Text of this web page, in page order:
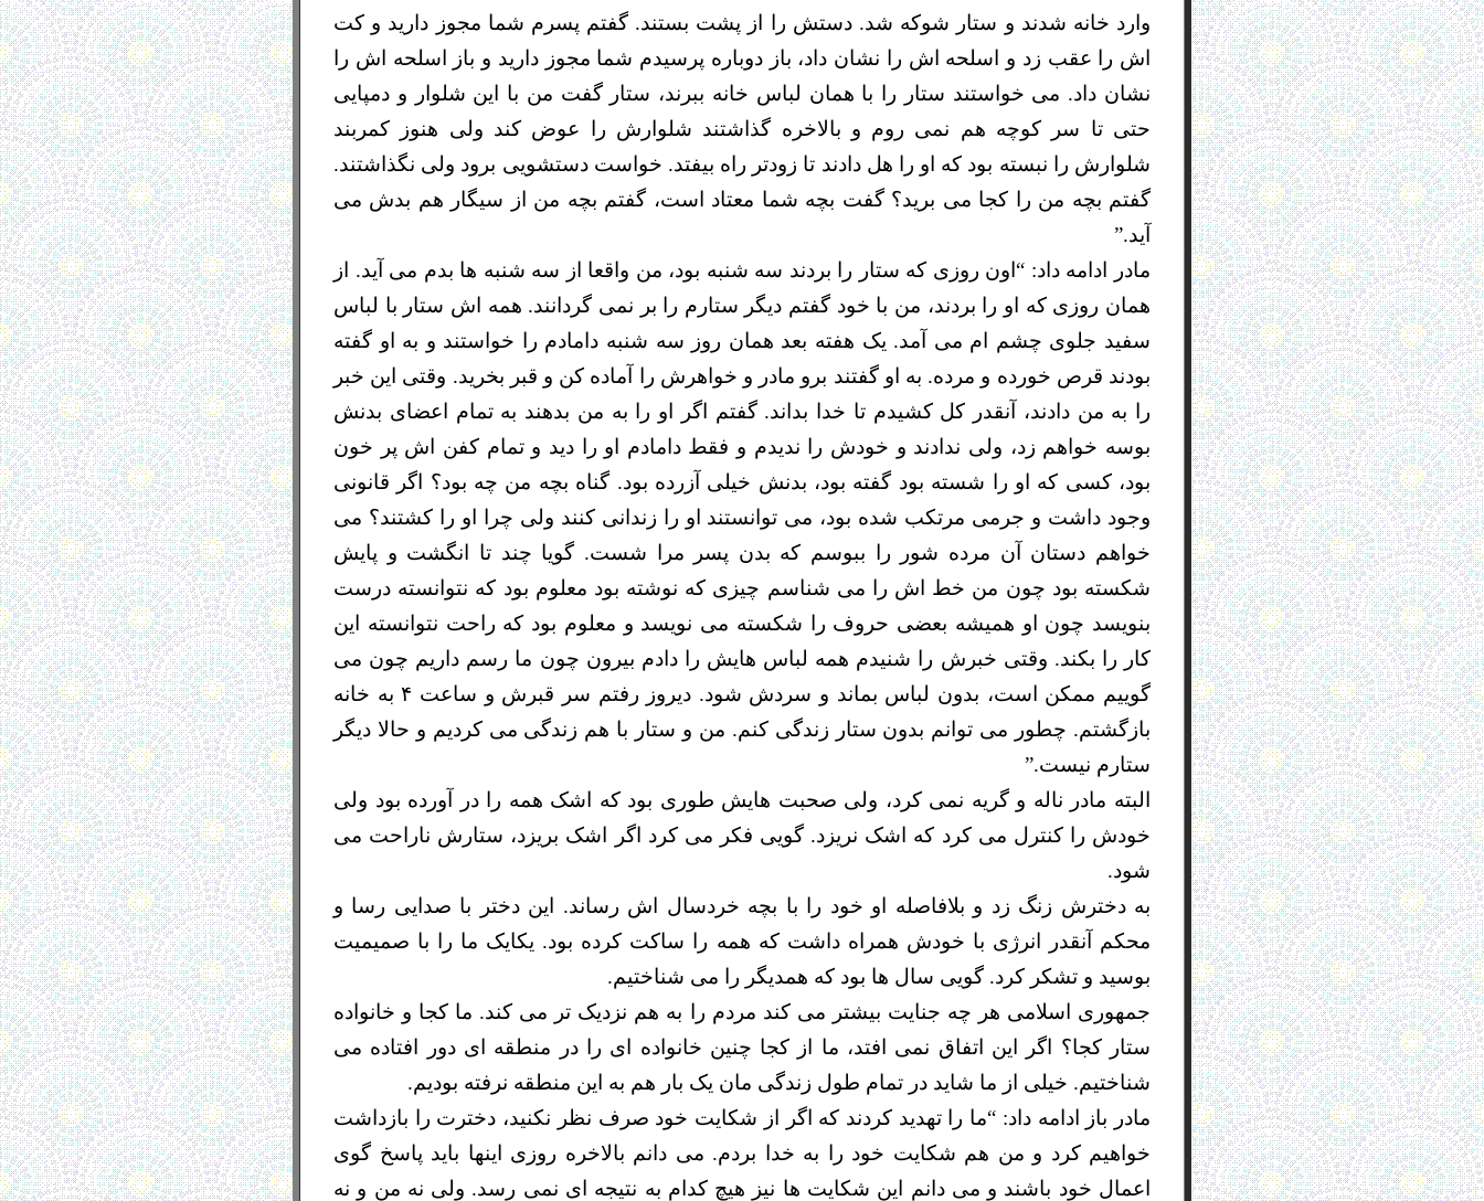
وارد خانه شدند و ستار شوکه شد. دستش را از پشت بستند. گفتم پسرم شما مجوز دارید و کت
اش را عقب زد و اسلحه اش را نشان داد، باز دوباره پرسیدم شما مجوز دارید و باز اسلحه اش را
نشان داد. می خواستند ستار را با همان لباس خانه ببرند، ستار گفت من با این شلوار و دمپایی
حتی تا سر کوچه هم نمی روم و بالاخره گذاشتند شلوارش را عوض کند ولی هنوز کمربند
شلوارش را نبسته بود که او را هل دادند تا زودتر راه بیفتد. خواست دستشویی برود ولی نگذاشتند.
گفتم بچه من را کجا می برید؟ گفت بچه شما معتاد است، گفتم بچه من از سیگار هم بدش می
آید.”
مادر ادامه داد: “اون روزی که ستار را بردند سه شنبه بود، من واقعا از سه شنبه ها بدم می آید. از
همان روزی که او را بردند، من با خود گفتم دیگر ستارم را بر نمی گردانند. همه اش ستار با لباس
سفید جلوی چشم ام می آمد. یک هفته بعد همان روز سه شنبه دامادم را خواستند و به او گفته
بودند قرص خورده و مرده. به او گفتند برو مادر و خواهرش را آماده کن و قبر بخرید. وقتی این خبر
را به من دادند، آنقدر کل کشیدم تا خدا بداند. گفتم اگر او را به من بدهند به تمام اعضای بدنش
بوسه خواهم زد، ولی ندادند و خودش را ندیدم و فقط دامادم او را دید و تمام کفن اش پر خون
بود، کسی که او را شسته بود گفته بود، بدنش خیلی آزرده بود. گناه بچه من چه بود؟ اگر قانونی
وجود داشت و جرمی مرتکب شده بود، می توانستند او را زندانی کنند ولی چرا او را کشتند؟ می
خواهم دستان آن مرده شور را ببوسم که بدن پسر مرا شست. گویا چند تا انگشت و پایش
شکسته بود چون من خط اش را می شناسم چیزی که نوشته بود معلوم بود که نتوانسته درست
بنویسد چون او همیشه بعضی حروف را شکسته می نویسد و معلوم بود که راحت نتوانسته این
کار را بکند. وقتی خبرش را شنیدم همه لباس هایش را دادم بیرون چون ما رسم داریم چون می
گوییم ممکن است، بدون لباس بماند و سردش شود. دیروز رفتم سر قبرش و ساعت ۴ به خانه
بازگشتم. چطور می توانم بدون ستار زندگی کنم. من و ستار با هم زندگی می کردیم و حالا دیگر
ستارم نیست.”
البته مادر ناله و گریه نمی کرد، ولی صحبت هایش طوری بود که اشک همه را در آورده بود ولی
خودش را کنترل می کرد که اشک نریزد. گویی فکر می کرد اگر اشک بریزد، ستارش ناراحت می
شود.
به دخترش زنگ زد و بلافاصله او خود را با بچه خردسال اش رساند. این دختر با صدایی رسا و
محکم آنقدر انرژی با خودش همراه داشت که همه را ساکت کرده بود. یکایک ما را با صمیمیت
بوسید و تشکر کرد. گویی سال ها بود که همدیگر را می شناختیم.
جمهوری اسلامی هر چه جنایت بیشتر می کند مردم را به هم نزدیک تر می کند. ما کجا و خانواده
ستار کجا؟ اگر این اتفاق نمی افتد، ما از کجا چنین خانواده ای را در منطقه ای دور افتاده می
شناختیم. خیلی از ما شاید در تمام طول زندگی مان یک بار هم به این منطقه نرفته بودیم.
مادر باز ادامه داد: “ما را تهدید کردند که اگر از شکایت خود صرف نظر نکنید، دخترت را بازداشت
خواهیم کرد و من هم شکایت خود را به خدا بردم. می دانم بالاخره روزی اینها باید پاسخ گوی
اعمال خود باشند و می دانم این شکایت ها نیز هیچ کدام به نتیجه ای نمی رسد. ولی نه من و نه